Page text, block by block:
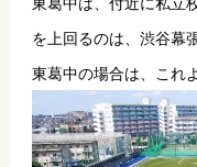
を上回るのは、渋谷幕
東葛中の場合は、これ